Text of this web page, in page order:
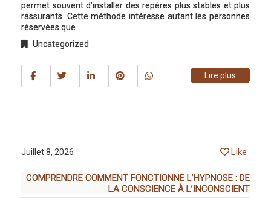
permet souvent d’installer des repères plus stables et plus
rassurants. Cette méthode intéresse autant les personnes
réservées que
Uncategorized
Lire plus
Juillet 8, 2026 Like
COMPRENDRE COMMENT FONCTIONNE L’HYPNOSE : DE
LA CONSCIENCE À L’INCONSCIENT